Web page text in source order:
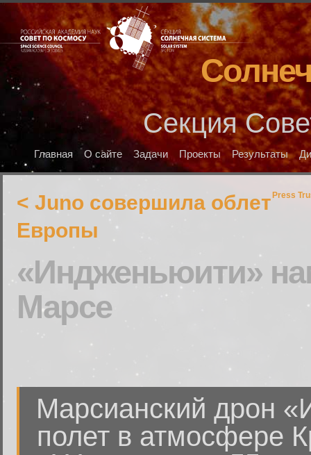
Секция
Главная О сайте Задачи Проекты Результаты
Press
< Juno совершила облет
Европы
«Индженьюити»
Марсе
Марсианский дрон
полет в атмосфере